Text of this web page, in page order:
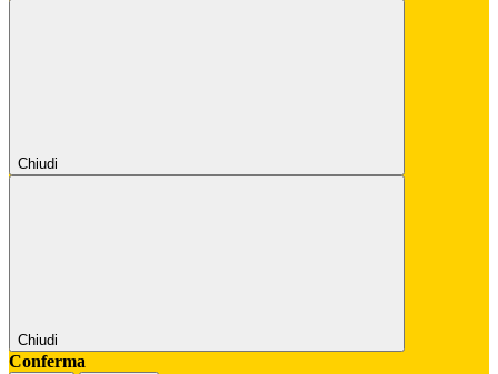
Chiudi
Chiudi
Conferma